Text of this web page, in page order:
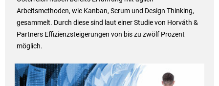
Arbeitsmethoden, wie Kanban, Scrum und Design Thinking,
gesammelt. Durch diese sind laut einer Studie von Horváth &
Partners Effizienzsteigerungen von bis zu zwölf Prozent
möglich.